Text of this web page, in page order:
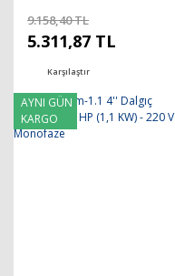
9.158,40 TL
5.311,87 TL
Karşılaştır
AYNI GÜN
KARGO